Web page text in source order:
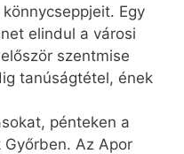
Egy
elindul a városi
szentmise
tanúságtétel, ének
pénteken a
Az Apor